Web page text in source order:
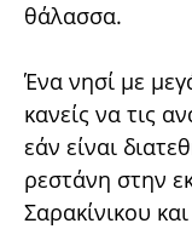
θάλασσα.
Ένα νησί με
κανείς να τις
εάν είναι
ρεστάνη στην
Σαρακίνικου